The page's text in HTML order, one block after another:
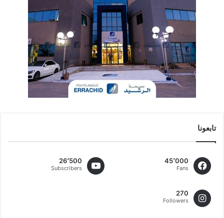
تابعونا
45٬000
Fans
26٬500
Subscribers
270
Followers